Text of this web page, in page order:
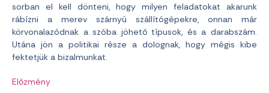
sorban el kell dönteni, hogy milyen feladatokat akarunk
rábízni a merev szárnyú szállítógépekre, onnan már
körvonalazódnak a szóba jöhető típusok, és a darabszám.
Utána jön a politikai része a dolognak, hogy mégis kibe
fektetjük a bizalmunkat.
Előzmény